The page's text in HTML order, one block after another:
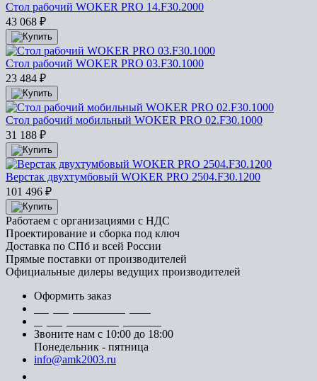
Стол рабочий WOKER PRO 14.F30.2000
43 068 ₽
Стол рабочий WOKER PRO 03.F30.1000
23 484 ₽
Стол рабочий мобильный WOKER PRO 02.F30.1000
31 188 ₽
Верстак двухтумбовый WOKER PRO 2504.F30.1200
101 496 ₽
Работаем с организациями с НДС
Проектирование и сборка под ключ
Доставка по СПб и всей России
Прямые поставки от производителей
Официальные дилеры ведущих производителей
Оформить заказ
Звоните нам с 10:00 до 18:00
Понедельник - пятница
info@amk2003.ru